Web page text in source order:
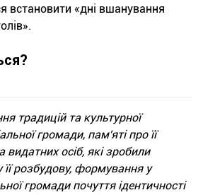
встановити «дні вшанування
традицій та культурної
громади, пам'яті про її
видатних осіб, які зробили
розбудову, формування у
громади почуття ідентичності